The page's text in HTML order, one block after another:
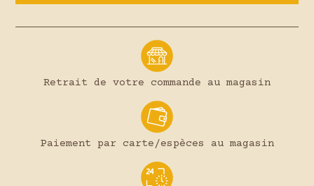
Retrait de votre commande au magasin
Paiement par carte/espèces au magasin